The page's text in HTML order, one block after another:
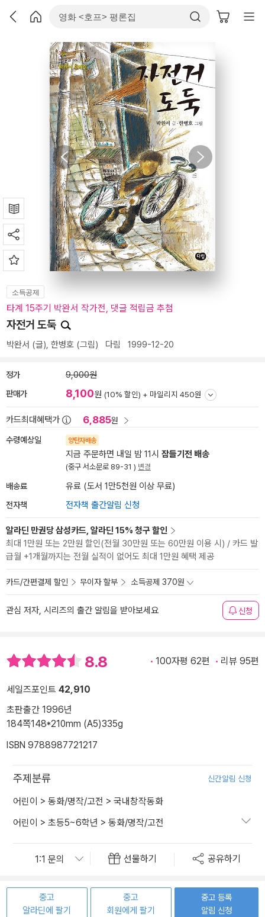
소득공제
타계 15주기 박완서 작가전, 댓글 적립금 추첨
자전거 도둑
박완서 (글), 한병호 (그림) 다림 1999-12-20
정가 9,000원
판매가 8,100원 (10% 할인) + 마일리지 450원
카드최대혜택가 6,885원
수령예상일 양탄자배송
지금 주문하면 내일 밤 11시 잠들기전 배송
(중구 서소문로 89-31 ) 변경
배송료 유료 (도서 1만5천원 이상 무료)
전자책 전자책 출간알림 신청
알라딘 만권당 삼성카드, 알라딘 15% 청구 할인
최대 1만원 또는 2만원 할인(전월 30만원 또는 60만원 이용 시) / 카드 발
급월 +1개월까지는 전월 실적이 없어도 최대 1만원 혜택 제공
카드/간편결제 할인 무이자 할부 소득공제 370원
관심 저자, 시리즈의 출간 알림을 받아보세요 신청
8.8 100자평 62편 리뷰 95편
세일즈포인트 42,910
초판출간 1996년
184쪽148*210mm (A5)335g
ISBN 9788987721217
주제분류 신간알림 신청
어린이 > 동화/명작/고전 > 국내창작동화
어린이 > 초등5~6학년 > 동화/명작/고전
선물하기 공유하기
중고
알라딘에 팔기
중고
회원에게 팔기
중고 등록
알림 신청